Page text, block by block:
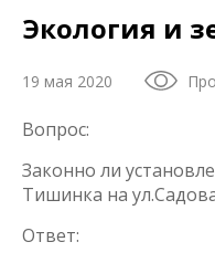
Экология и
19 мая 2020
Вопрос:
Законно ли
Тишинка на
Ответ: